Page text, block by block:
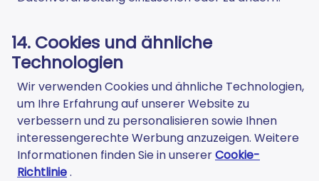
14. Cookies und ähnliche
Technologien
Wir verwenden Cookies und ähnliche Technologien,
um Ihre Erfahrung auf unserer Website zu
verbessern und zu personalisieren sowie Ihnen
interessengerechte Werbung anzuzeigen. Weitere
Informationen finden Sie in unsererCookie-
Richtlinie.